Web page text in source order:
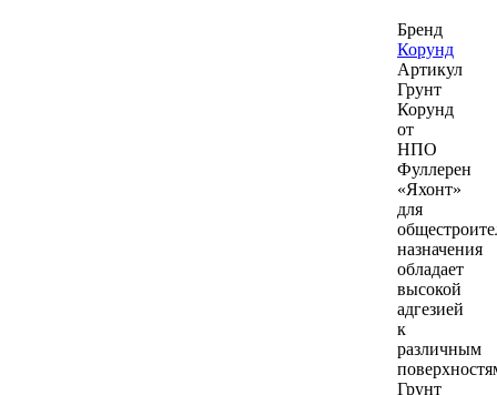
Бренд
Корунд
Артикул
Грунт
Корунд
от
НПО
Фуллерен
«Яхонт»
для
назначения
обладает
высокой
адгезией
к
различным
Грунт